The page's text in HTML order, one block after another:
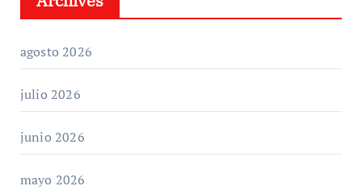
agosto 2026
julio 2026
junio 2026
mayo 2026